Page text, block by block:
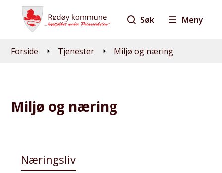
Søk Meny
Du er her:
Forside Tjenester Miljø og næring
Miljø og næring
Næringsliv